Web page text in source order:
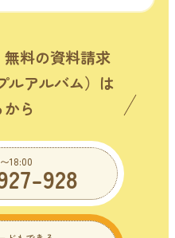
料の資料請求
ルアルバム）は
ら
18:00 928